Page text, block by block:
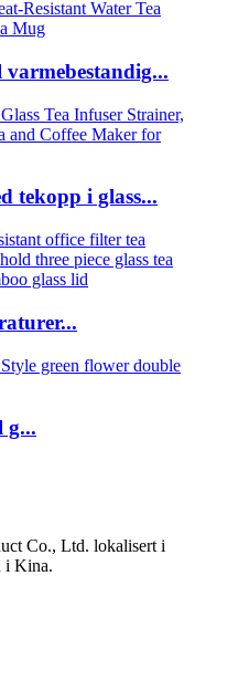
tekopp i glass...
g...
Co., Ltd. lokalisert i
i Kina.